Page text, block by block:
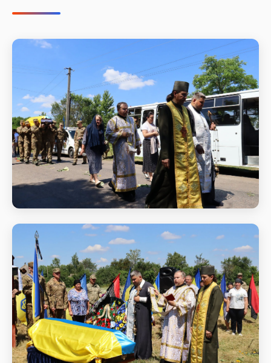
Заупокійна панахида за полеглим
воїном Ярославом В'юновим
Заупокійна панахида за полеглим воїном
Ярославом В'юновим